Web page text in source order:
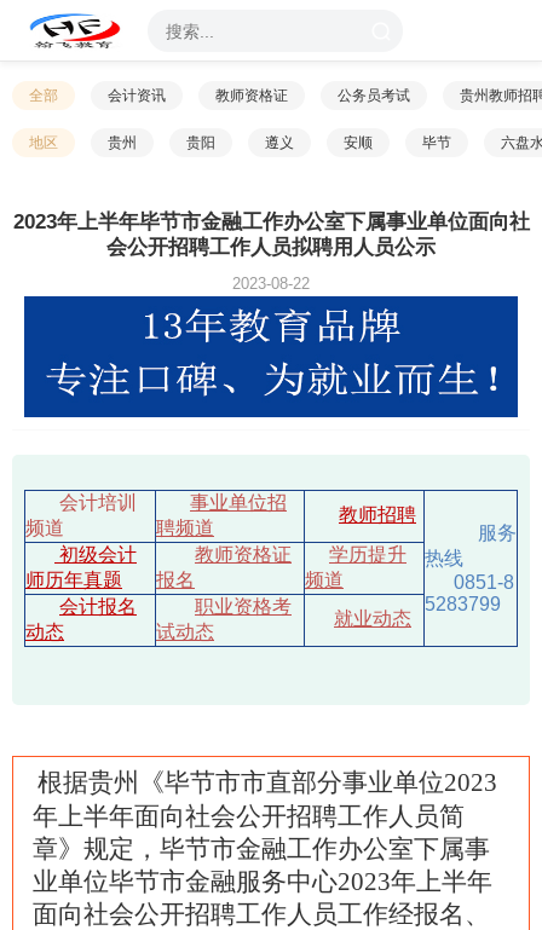
全部 会计资讯 教师资格证 公务员考试 贵州教师招
地区 贵州 贵阳 遵义 安顺 毕节 六盘
2023年上半年毕节市金融工作办公室下属事业单位面向社
会公开招聘工作人员拟聘用人员公示
2023-08-22
会计培训
频道
事业单位招
聘频道
教师招聘
服务
热线
0851-8
5283799
初级会计
师历年真题
教师资格证
报名
学历提升
频道
会计报名
动态
职业资格考
试动态
就业动态
根据贵州《毕节市市直部分事业单位2023
年上半年面向社会公开招聘工作人员简
章》规定， 毕节市金融工作办公室下属事
业单位毕节市金融服务中心2023年上半年
面向社会公开招聘工作人员工作经报名、